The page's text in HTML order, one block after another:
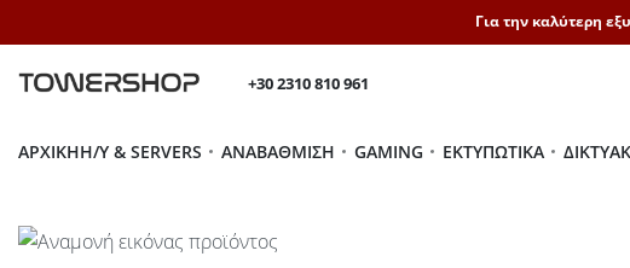
Για την καλύτερη
+30 2310 810 961
ΑΡΧΙΚΉH/Y & SERVERS ΑΝΑΒΆΘΜΙΣΗ GAMING ΕΚΤΥΠΩΤΙΚΆ